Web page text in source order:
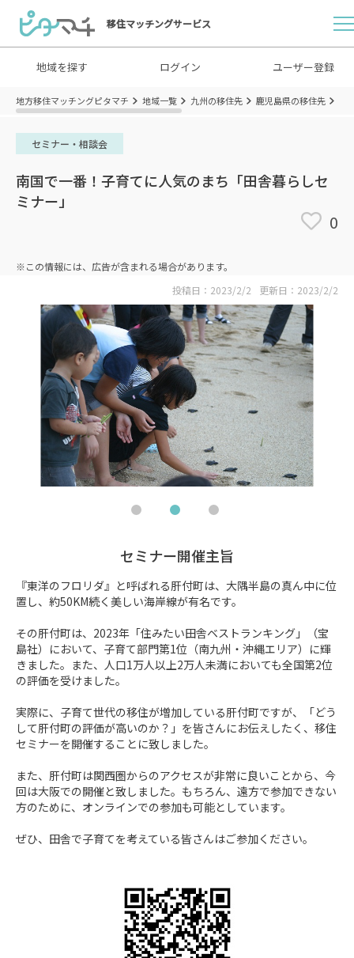
移住マッチングサービス
地域を探す ログイン ユーザー登録
地方移住マッチングピタマチ 地域一覧 九州の移住先 鹿児島県の移住先
セミナー・相談会
南国で一番！子育てに人気のまち「田舎暮らしセ
ミナー」
0
※この情報には、広告が含まれる場合があります。
投稿日：2023/2/2
更新日：2023/2/2
セミナー開催主旨
『東洋のフロリダ』と呼ばれる肝付町は、大隅半島の真ん中に位
置し、約50KM続く美しい海岸線が有名です。
その肝付町は、2023年「住みたい田舎ベストランキング」（宝
島社）において、子育て部門第1位（南九州・沖縄エリア）に輝
きました。また、人口1万人以上2万人未満においても全国第2位
の評価を受けました。
実際に、子育て世代の移住が増加している肝付町ですが、「どう
して肝付町の評価が高いのか？」を皆さんにお伝えしたく、移住
セミナーを開催することに致しました。
また、肝付町は関西圏からのアクセスが非常に良いことから、今
回は大阪での開催と致しました。もちろん、遠方で参加できない
方のために、オンラインでの参加も可能としています。
ぜひ、田舎で子育てを考えている皆さんはご参加ください。